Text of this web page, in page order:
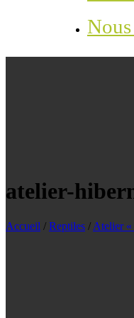
atelier-
Accueil / Reptiles / Atelier «